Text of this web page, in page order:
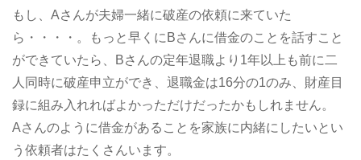
もし、Aさんが夫婦一緒に破産の依頼に来ていた
ら・・・・。もっと早くにBさんに借金のことを話すこと
ができていたら、Bさんの定年退職より1年以上も前に二
人同時に破産申立ができ、退職金は16分の1のみ、財産目
録に組み入れればよかっただけだったかもしれません。
Aさんのように借金があることを家族に内緒にしたいとい
う依頼者はたくさんいます。